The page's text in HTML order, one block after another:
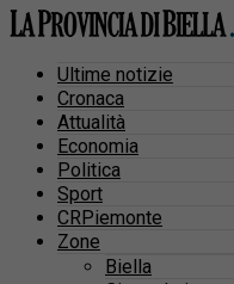
Ultime notizie
Cronaca
Attualità
Economia
Politica
Sport
CRPiemonte
Zone
Biella